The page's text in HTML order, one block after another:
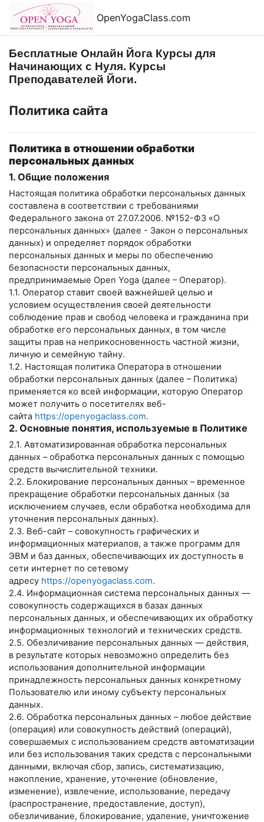
Перейти к основному содержанию
OpenYogaClass.com
Бесплатные Онлайн Йога Курсы для
Начинающих с Нуля. Курсы
Преподавателей Йоги.
Политика сайта
Политика в отношении обработки
персональных данных
1. Общие положения
Настоящая политика обработки персональных данных
составлена в соответствии с требованиями
Федерального закона от 27.07.2006. №152-ФЗ «О
персональных данных» (далее - Закон о персональных
данных) и определяет порядок обработки
персональных данных и меры по обеспечению
безопасности персональных данных,
предпринимаемые Open Yoga (далее – Оператор).
1.1. Оператор ставит своей важнейшей целью и
условием осуществления своей деятельности
соблюдение прав и свобод человека и гражданина при
обработке его персональных данных, в том числе
защиты прав на неприкосновенность частной жизни,
личную и семейную тайну.
1.2. Настоящая политика Оператора в отношении
обработки персональных данных (далее – Политика)
применяется ко всей информации, которую Оператор
может получить о посетителях веб-
сайта https://openyogaclass.com.
2. Основные понятия, используемые в Политике
2.1. Автоматизированная обработка персональных
данных – обработка персональных данных с помощью
средств вычислительной техники.
2.2. Блокирование персональных данных – временное
прекращение обработки персональных данных (за
исключением случаев, если обработка необходима для
уточнения персональных данных).
2.3. Веб-сайт – совокупность графических и
информационных материалов, а также программ для
ЭВМ и баз данных, обеспечивающих их доступность в
сети интернет по сетевому
адресу https://openyogaclass.com.
2.4. Информационная система персональных данных —
совокупность содержащихся в базах данных
персональных данных, и обеспечивающих их обработку
информационных технологий и технических средств.
2.5. Обезличивание персональных данных — действия,
в результате которых невозможно определить без
использования дополнительной информации
принадлежность персональных данных конкретному
Пользователю или иному субъекту персональных
данных.
2.6. Обработка персональных данных – любое действие
(операция) или совокупность действий (операций),
совершаемых с использованием средств автоматизации
или без использования таких средств с персональными
данными, включая сбор, запись, систематизацию,
накопление, хранение, уточнение (обновление,
изменение), извлечение, использование, передачу
(распространение, предоставление, доступ),
обезличивание, блокирование, удаление, уничтожение